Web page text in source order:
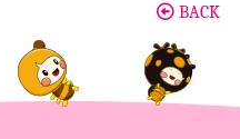
BACK